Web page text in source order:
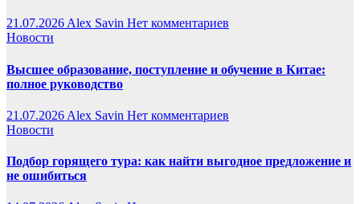
21.07.2026 Alex Savin Нет комментариев
Новости
Высшее образование, поступление и обучение в Китае:
полное руководство
21.07.2026 Alex Savin Нет комментариев
Новости
Подбор горящего тура: как найти выгодное предложение и
не ошибиться